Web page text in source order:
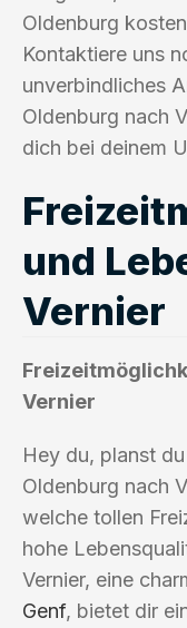
Oldenburg
Kontaktiere uns
unverbindliches
Oldenburg nach
dich bei deinem
und
Vernier
Vernier
Hey du, planst
Oldenburg nach
welche tollen
hohe
Vernier, eine
Genf, bietet dir